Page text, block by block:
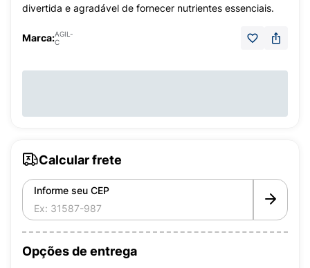
divertida e agradável de fornecer nutrientes essenciais.
Marca:AGIL-
C
Calcular frete
Informe seu CEP
Opções de entrega